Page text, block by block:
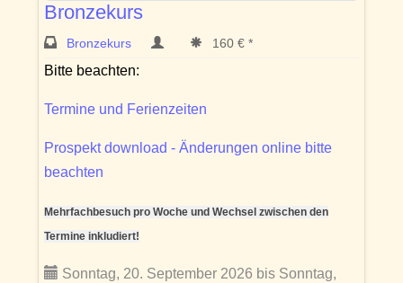
Bronzekurs
Bronzekurs 160 € *
Bitte beachten:
Termine und Ferienzeiten
Prospekt download - Änderungen online bitte
beachten
Mehrfachbesuch pro Woche und Wechsel zwischen den
Termine inkludiert!
Sonntag, 20. September 2026 bis Sonntag,